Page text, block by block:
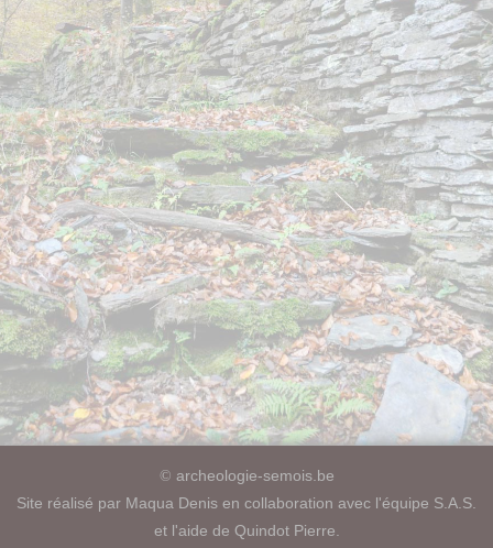
© archeologie-semois.be
Site réalisé par Maqua Denis en collaboration avec l'équipe S.A.S.
et l'aide de Quindot Pierre.